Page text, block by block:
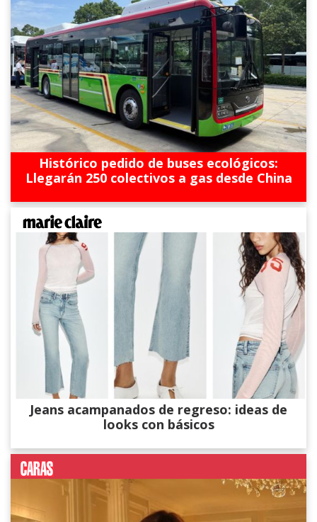
Histórico pedido de buses ecológicos:
Llegarán 250 colectivos a gas desde China
Jeans acampanados de regreso: ideas de
looks con básicos